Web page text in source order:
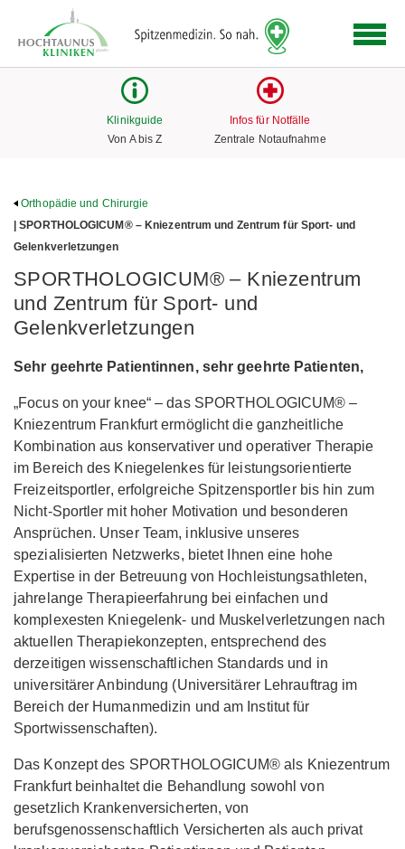
Link
zur
Klinikguide
Von A bis Z
Infos für Notfälle
Zentrale Notaufnahme
Orthopädie und Chirurgie
| SPORTHOLOGICUM® – Kniezentrum und Zentrum für Sport- und
Gelenkverletzungen
SPORTHOLOGICUM® – Kniezentrum
und Zentrum für Sport- und
Gelenkverletzungen
Sehr geehrte Patientinnen, sehr geehrte Patienten,
„Focus on your knee“ – das SPORTHOLOGICUM® –
Kniezentrum Frankfurt ermöglicht die ganzheitliche
Kombination aus konservativer und operativer Therapie
im Bereich des Kniegelenkes für leistungsorientierte
Freizeitsportler, erfolgreiche Spitzensportler bis hin zum
Nicht-Sportler mit hoher Motivation und besonderen
Ansprüchen. Unser Team, inklusive unseres
spezialisierten Netzwerks, bietet Ihnen eine hohe
Expertise in der Betreuung von Hochleistungsathleten,
jahrelange Therapieerfahrung bei einfachen und
komplexesten Kniegelenk- und Muskelverletzungen nach
aktuellen Therapiekonzepten, entsprechend des
derzeitigen wissenschaftlichen Standards und in
universitärer Anbindung (Universitärer Lehrauftrag im
Bereich der Humanmedizin und am Institut für
Sportwissenschaften).
Das Konzept des SPORTHOLOGICUM® als Kniezentrum
Frankfurt beinhaltet die Behandlung sowohl von
gesetzlich Krankenversicherten, von
berufsgenossenschaftlich Versicherten als auch privat